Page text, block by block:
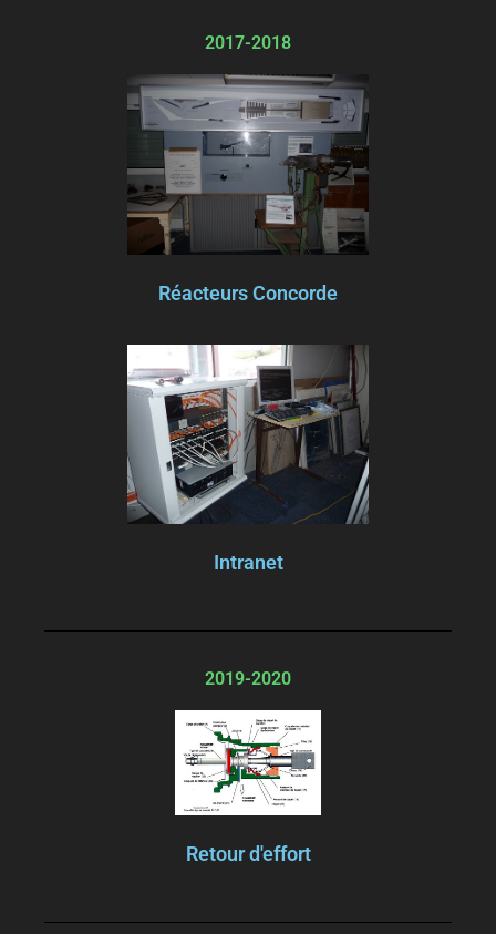
2017-2018
Réacteurs Concorde
Intranet
2019-2020
Retour d'effort